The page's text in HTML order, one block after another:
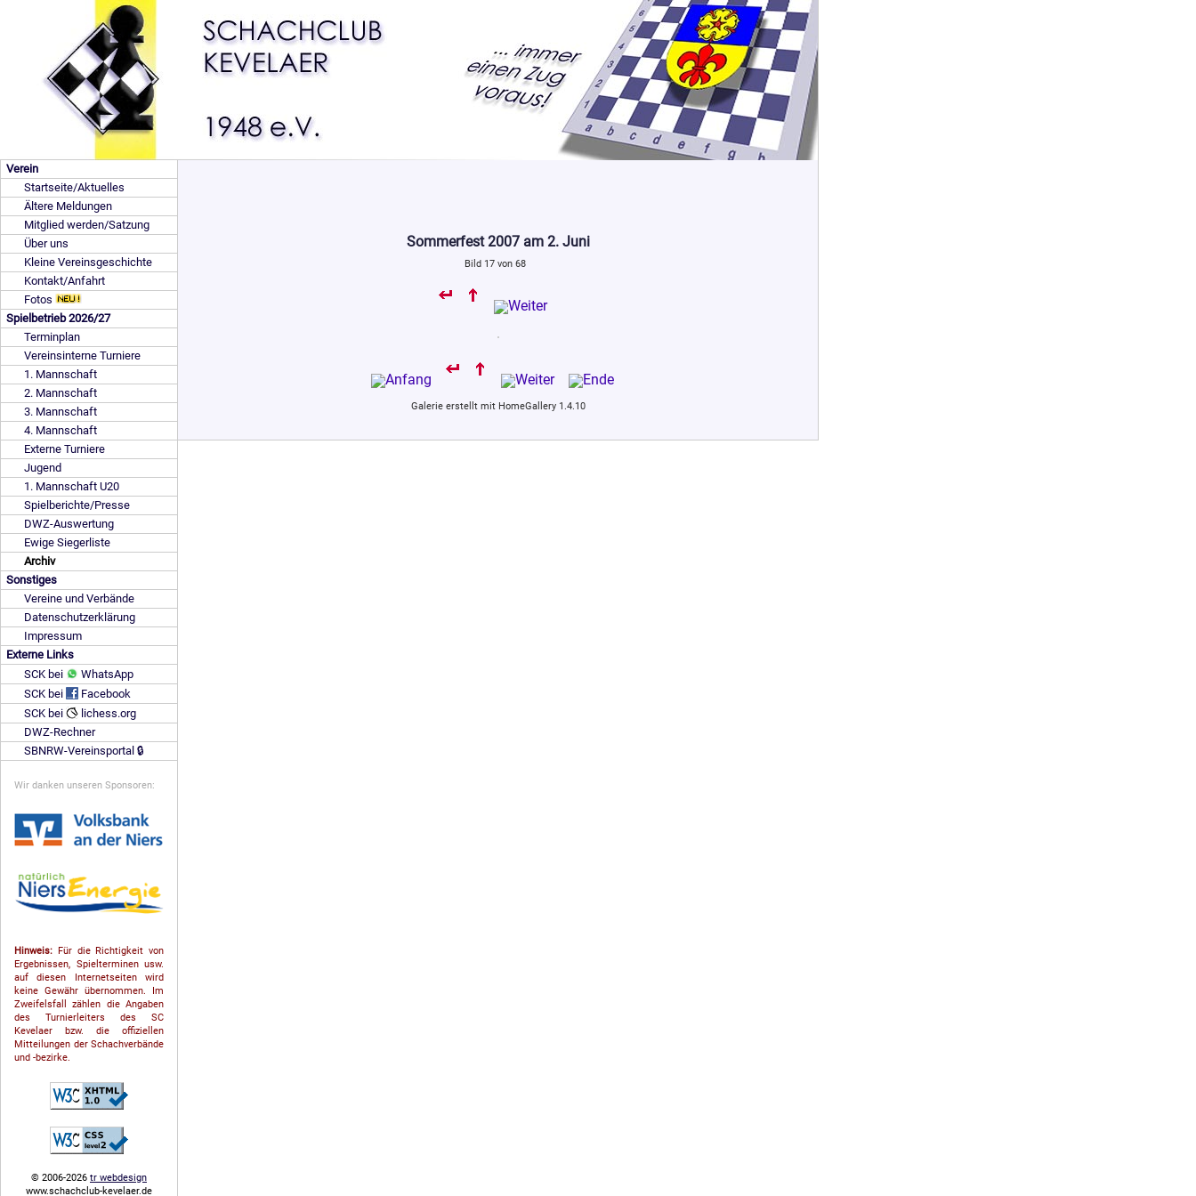
Verein
Startseite/Aktuelles
Ältere Meldungen
Mitglied werden/Satzung
Über uns
Kleine Vereinsgeschichte
Kontakt/Anfahrt
Fotos
Spielbetrieb 2026/27
Terminplan
Vereinsinterne Turniere
1. Mannschaft
2. Mannschaft
3. Mannschaft
4. Mannschaft
Externe Turniere
Jugend
1. Mannschaft U20
Spielberichte/Presse
DWZ-Auswertung
Ewige Siegerliste
Archiv
Sonstiges
Vereine und Verbände
Datenschutzerklärung
Impressum
Externe Links
SCK bei
WhatsApp
SCK bei
Facebook
SCK bei
lichess.org
DWZ-Rechner
SBNRW-Vereinsportal 🔒
Wir danken unseren Sponsoren:
Hinweis: Für die Richtigkeit von
Ergebnissen, Spielterminen usw.
auf diesen Internetseiten wird
keine Gewähr übernommen. Im
Zweifelsfall zählen die Angaben
des Turnierleiters des SC
Kevelaer bzw. die offiziellen
Mitteilungen der Schach­ver­bände
und -bezirke.
© 2006-2026 tr webdesign
www.schachclub-kevelaer.de
Sommerfest 2007 am 2. Juni
Bild 17 von 68
Galerie erstellt mit HomeGallery 1.4.10